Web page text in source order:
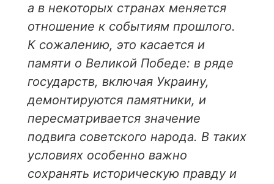
а в некоторых странах меняется
отношение к событиям прошлого.
К сожалению, это касается и
памяти о Великой Победе: в ряде
государств, включая Украину,
демонтируются памятники, и
пересматривается значение
подвига советского народа. В таких
условиях особенно важно
сохранять историческую правду и